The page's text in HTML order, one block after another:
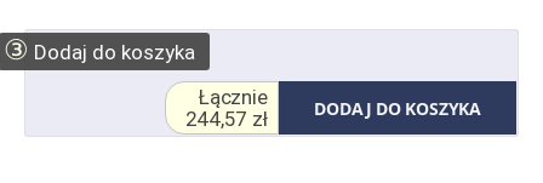
③ Dodaj do koszyka
DODAJ DO KOSZYKA
Łącznie
244,57 zł